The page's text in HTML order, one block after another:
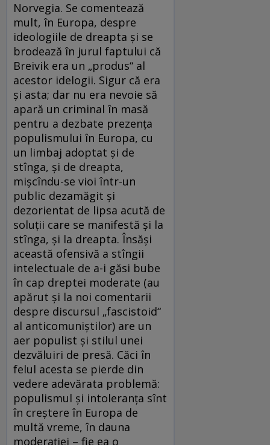
Norvegia. Se comentează
mult, în Europa, despre
ideologiile de dreapta şi se
brodează în jurul faptului că
Breivik era un „produs“ al
acestor idelogii. Sigur că era
şi asta; dar nu era nevoie să
apară un criminal în masă
pentru a dezbate prezenţa
populismului în Europa, cu
un limbaj adoptat şi de
stînga, şi de dreapta,
mişcîndu-se vioi într-un
public dezamăgit şi
dezorientat de lipsa acută de
soluţii care se manifestă şi la
stînga, şi la dreapta. Însăşi
această ofensivă a stîngii
intelectuale de a-i găsi bube
în cap dreptei moderate (au
apărut şi la noi comentarii
despre discursul „fascistoid“
al anticomuniştilor) are un
aer populist şi stilul unei
dezvăluiri de presă. Căci în
felul acesta se pierde din
vedere adevărata problemă:
populismul şi intoleranţa sînt
în creştere în Europa de
multă vreme, în dauna
moderaţiei – fie ea o